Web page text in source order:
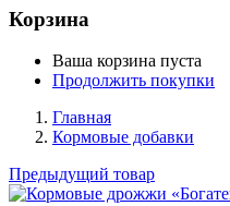
Корзина
Ваша корзина пуста
Продолжить покупки
Главная
Кормовые добавки
Предыдущий товар